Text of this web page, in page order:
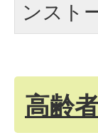
ンスト
高齢